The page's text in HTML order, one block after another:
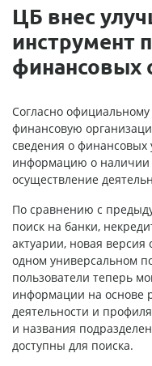
ЦБ внес
инструмент
финансовых
Согласно
финансовую
сведения о финансовых
информацию о наличии
осуществление
По сравнению с
поиск на банки,
актуарии, новая
одном универсальном
пользователи теперь
информации на основе
деятельности и
и названия
доступны для поиска.